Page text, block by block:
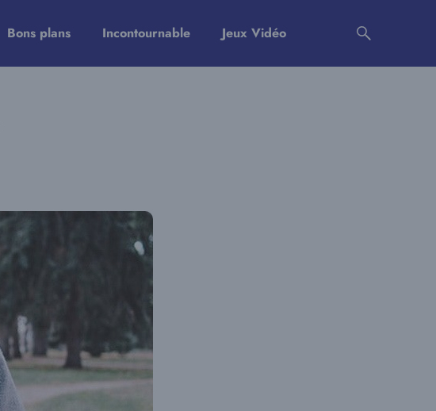
Bons plans Incontournable Jeux Vidéo